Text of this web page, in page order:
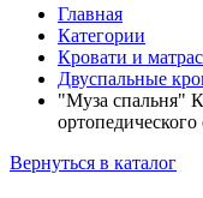
Главная
Категории
Кровати и
Двуспальные
"Муза спальня"
Вернуться в каталог